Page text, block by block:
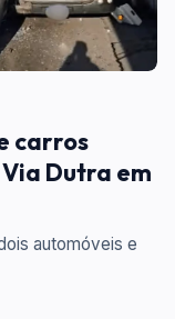
carros
Dutra em
automóveis e